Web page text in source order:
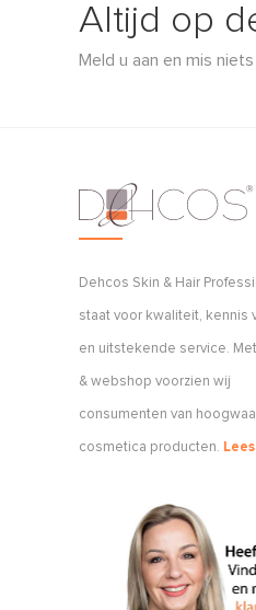
Altijd op
Meld u aan en mis
Dehcos Skin & Hair
staat voor kwaliteit, kennis
en uitstekende service.
& webshop voorzien wij
consumenten van
cosmetica producten.